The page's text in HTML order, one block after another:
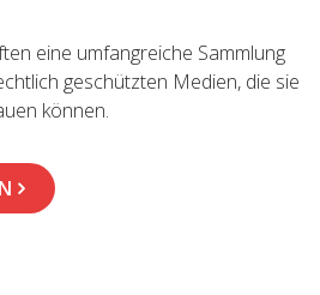
eine umfangreiche Sammlung
geschützten Medien, die sie
können.